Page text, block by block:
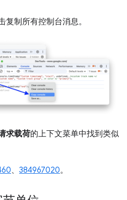
制所有控制台消息。
求载荷的上下文菜单中找到类似
、 384967020。